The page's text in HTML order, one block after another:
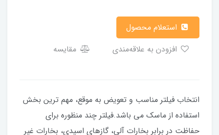
مقایسه
انتخاب فیلتر مناسب و تعویض به موقع، مهم ترین بخش
استفاده از ماسک می باشد.فیلتر چند منظوره برای
حفاظت در برابر بخارات آلی، گازهای اسیدی، بخارات غیر